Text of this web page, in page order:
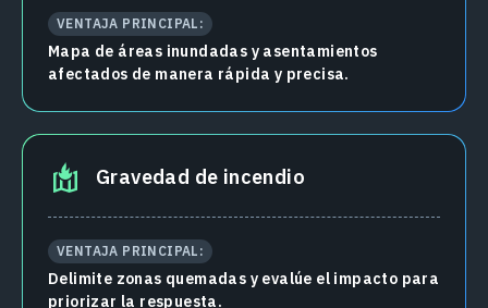
VENTAJA PRINCIPAL:
Mapa de áreas inundadas y asentamientos
afectados de manera rápida y precisa.
Gravedad de incendio
VENTAJA PRINCIPAL:
Delimite zonas quemadas y evalúe el impacto para
priorizar la respuesta.